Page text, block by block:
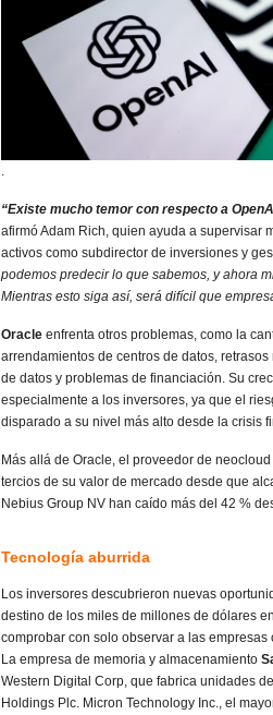
“Existe mucho temor con respecto a
afirmó Adam Rich, quien ayuda a supervisar
activos como subdirector de inversiones y
podemos predecir lo que sabemos, y ahora
Mientras esto siga así, será difícil que
Oracle enfrenta otros problemas, como la
arrendamientos de centros de datos,
de datos y problemas de financiación. Su
especialmente a los inversores, ya que el
disparado a su nivel más alto desde la crisis
Más allá de Oracle, el proveedor de
tercios de su valor de mercado desde que
Nebius Group NV han caído más del 42 %
Tecnología aburrida
Los inversores descubrieron nuevas
destino de los miles de millones de dólares
comprobar con solo observar a las
La empresa de memoria y almacenamiento
Western Digital Corp, que fabrica unidades
Holdings Plc. Micron Technology Inc., el